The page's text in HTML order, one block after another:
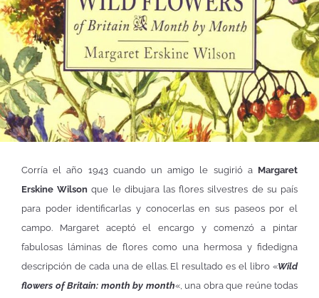
Corría el año 1943 cuando un amigo le sugirió a Margaret
Erskine Wilson que le dibujara las flores silvestres de su país
para poder identificarlas y conocerlas en sus paseos por el
campo. Margaret aceptó el encargo y comenzó a pintar
fabulosas láminas de flores como una hermosa y fidedigna
descripción de cada una de ellas. El resultado es el libro «Wild
flowers of Britain: month by month«, una obra que reúne todas